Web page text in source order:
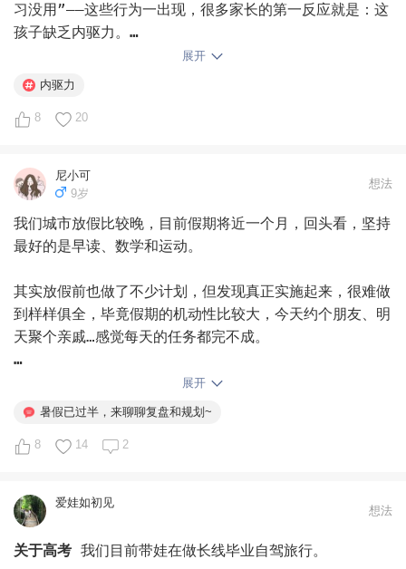
习没用”——这些行为一出现，很多家长的第一反应就是：这
孩子缺乏内驱力。
于是开始找方法：拆解目标、激发兴趣、物质奖励……各种
而更累了。
问题出在哪？
网上教的方法大多是“药方”，但如果没找到病根，药方再
好也没用。
同一个“不想学”的行为，背后可能有三个完全不同的原
因。
第一层：不会学。 孩子的潜台词是“我学不会”。缺的是方
始、怎么写。
的外部奖励和包办决定，会一点点把孩子的内在动机置换
掉。
展开
内驱力
8 20
尼小可
9岁
想法
我们城市放假比较晚，目前假期将近一个月，回头看，坚持
最好的是早读、数学和运动。
其实放假前也做了不少计划，但发现真正实施起来，很难做
到样样俱全，毕竟假期的机动性比较大，今天约个朋友、明
天聚个亲戚…感觉每天的任务都完不成。
所以抓大放小，早读、数学和运动是排除万难要坚持的，阅
读量每天不定，但见缝插针也都有。其他就随缘了，不出门
展开
暑假已过半，来聊聊复盘和规划~
8 14 2
爱娃如初见
想法
关于高考 我们目前带娃在做长线毕业自驾旅行。